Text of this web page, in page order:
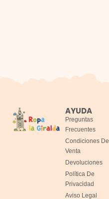
AYUDA
Preguntas
Frecuentes
Condiciones De
Venta
Devoluciones
Política De
Privacidad
Aviso Legal